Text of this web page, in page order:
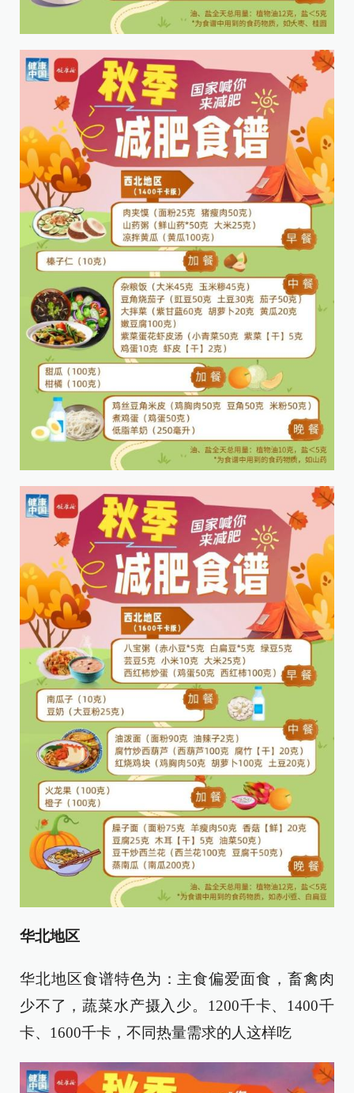
华北地区
华北地区食谱特色为：主食偏爱面食，畜禽肉
少不了，蔬菜水产摄入少。1200千卡、1400千
卡、1600千卡，不同热量需求的人这样吃